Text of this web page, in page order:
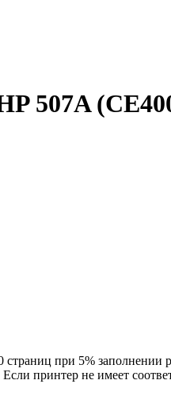
507A
при 5%
принтер не имеет